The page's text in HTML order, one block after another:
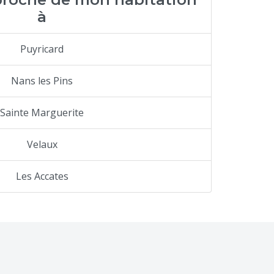
à
Puyricard
Nans les Pins
Sainte Marguerite
Velaux
Les Accates